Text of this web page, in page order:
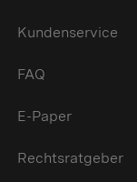
Kundenservice
FAQ
E-Paper
Rechtsratgeber